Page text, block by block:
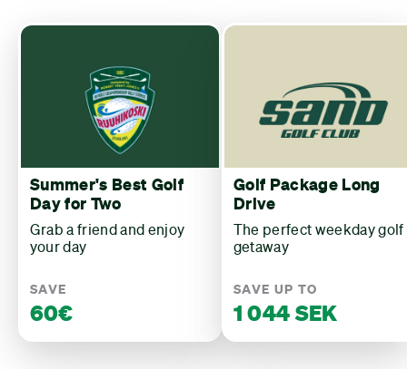
Summer's Best Golf
Day for Two
Grab a friend and enjoy
your day
SAVE
60€
Golf Package Long
Drive
The perfect weekday golf
getaway
SAVE UP TO
1 044 SEK